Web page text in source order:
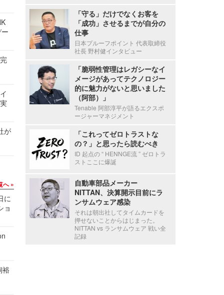
が
へ
に
ョ
裕
「守る」だけでなくお客を
「成功」させるまでが自分の
仕事
日本プルーフポイント 代表取締役
社長 野村健インタビュー
「脆弱性管理はレガシーなイ
メージがあってテクノロジー
的に魅力がないと思いました
（阿部）」
Tenable 阿部淳平が語るエクスポ
ージャーマネジメント
「これってゼロトラストな
の？」と思ったら読むべき
ID 起点の “ HENNGE流 ” ゼロトラ
ストここに爆誕
自動車部品メーカー
NITTAN、決算開示目前にラ
ンサムウェア感染
それは朝出社してタイムカードを
押せないことからはじまった。
NITTAN vs ランサムウェア 戦い全
記録